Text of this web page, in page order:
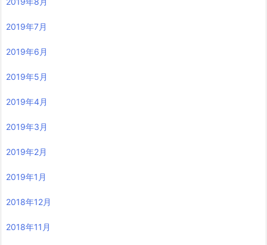
2019年7月
2019年6月
2019年5月
2019年4月
2019年3月
2019年2月
2019年1月
2018年12月
2018年11月